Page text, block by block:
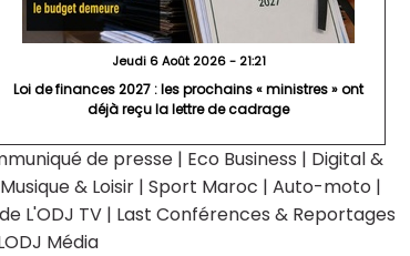
Jeudi 6 Août 2026 - 21:21
Loi de finances 2027 : les prochains « ministres » ont
déjà reçu la lettre de cadrage
de presse | Eco Business | Digital &
& Loisir | Sport Maroc | Auto-moto |
L'ODJ TV | Last Conférences & Reportages
Média